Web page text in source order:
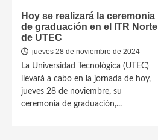
Hoy se realizará la ceremonia
de graduación en el ITR Norte
de UTEC
jueves 28 de noviembre de 2024
La Universidad Tecnológica (UTEC)
llevará a cabo en la jornada de hoy,
jueves 28 de noviembre, su
ceremonia de graduación,...